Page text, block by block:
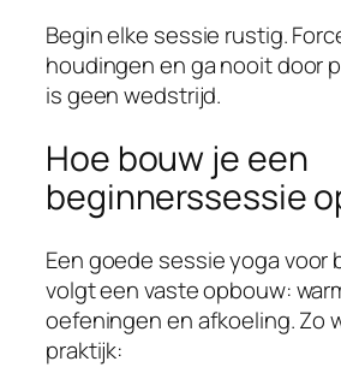
Begin elke sessie rustig.
houdingen en ga nooit door
is geen wedstrijd.
Hoe bouw je een
beginnerssessie
Een goede sessie yoga voor
volgt een vaste opbouw:
oefeningen en afkoeling. Zo
praktijk: